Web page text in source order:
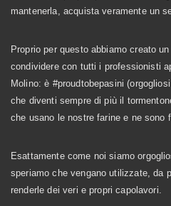
mantenerla, acquista veramente un
Proprio per questo abbiamo creato
condividere con tutti i professionisti
Molino: è #proudtobepasini
che diventi sempre di più il
che usano le nostre farine e ne sono
Esattamente come noi siamo
speriamo che vengano utilizzate, da
renderle dei veri e propri capolavori.